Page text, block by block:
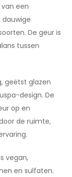
een
De geur is
tussen
geëtst glazen
design. De
op en
de ruimte,
vegan,
en sulfaten.